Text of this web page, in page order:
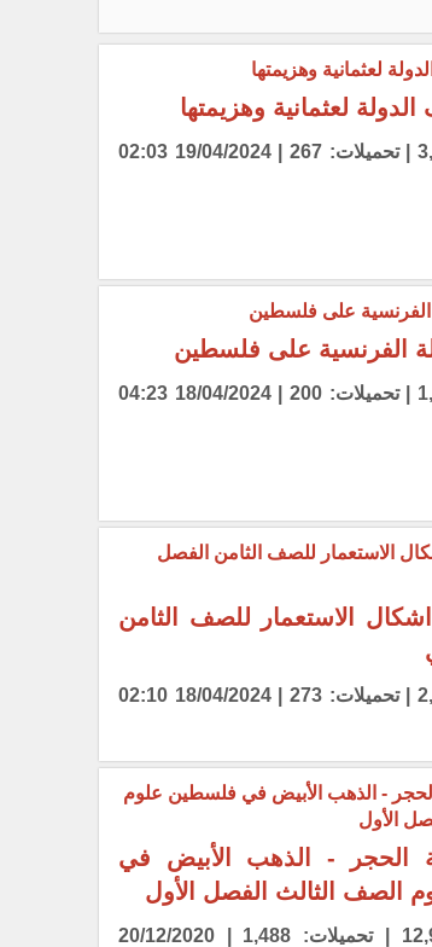
لعثمانية وهزيمتها
مشاهدات: 3,690 | تحميلات: 267 | 19/04/2024 02:03
الفرنسية على فلسطين
مشاهدات: 1,422 | تحميلات: 200 | 18/04/2024 04:23
الاستعمار للصف الثامن
مشاهدات: 2,264 | تحميلات: 273 | 18/04/2024 02:10
الحجر - الذهب الأبيض في
الصف الثالث الفصل الأول
مشاهدات: 12,917 | تحميلات: 1,488 | 20/12/2020